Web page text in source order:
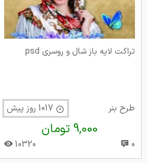
تراکت لایه باز شال و روسری psd
طرح بنر
9,000 تومان
0
10320